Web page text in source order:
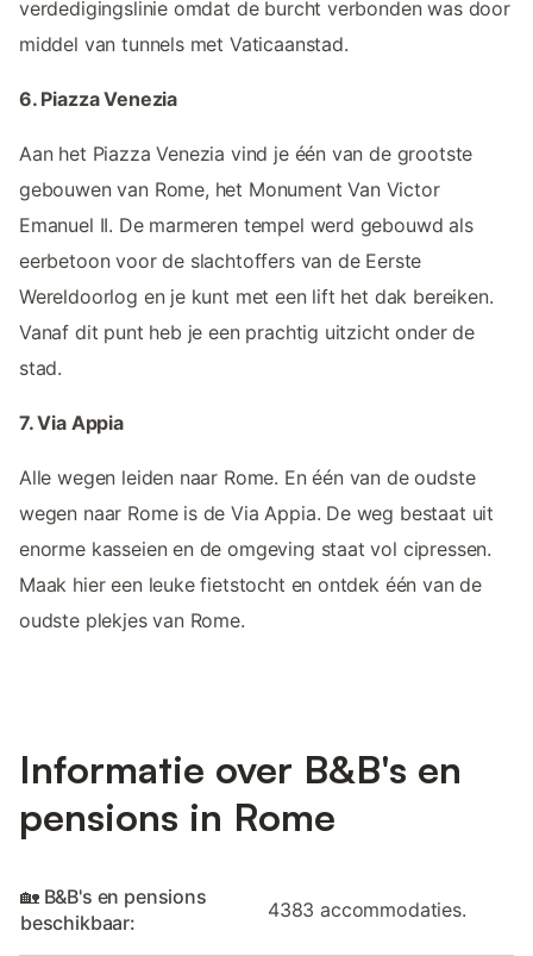
verdedigingslinie omdat de burcht verbonden was door
middel van tunnels met Vaticaanstad.
6. Piazza Venezia
Aan het Piazza Venezia vind je één van de grootste
gebouwen van Rome, het Monument Van Victor
Emanuel II. De marmeren tempel werd gebouwd als
eerbetoon voor de slachtoffers van de Eerste
Wereldoorlog en je kunt met een lift het dak bereiken.
Vanaf dit punt heb je een prachtig uitzicht onder de
stad.
7. Via Appia
Alle wegen leiden naar Rome. En één van de oudste
wegen naar Rome is de Via Appia. De weg bestaat uit
enorme kasseien en de omgeving staat vol cipressen.
Maak hier een leuke fietstocht en ontdek één van de
oudste plekjes van Rome.
Informatie over B&B's en
pensions in Rome
🏡 B&B's en pensions
beschikbaar:
4383 accommodaties.